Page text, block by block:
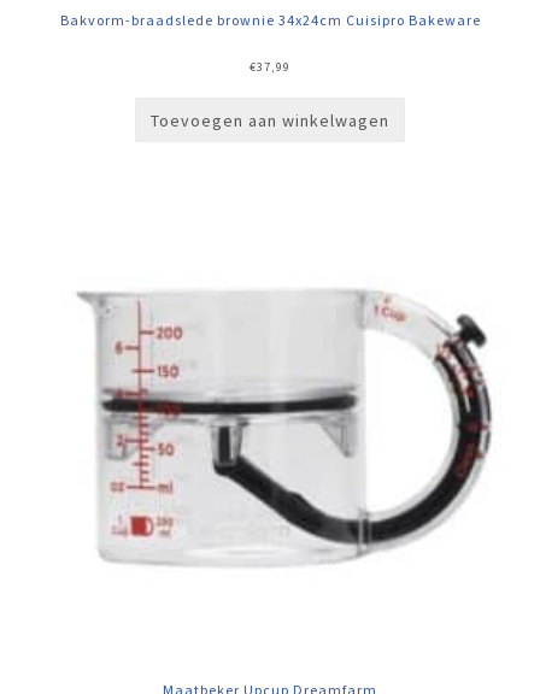
Bakvorm-braadslede brownie 34x24cm Cuisipro Bakeware
€37,99
Toevoegen aan winkelwagen
Maatbeker Upcup Dreamfarm